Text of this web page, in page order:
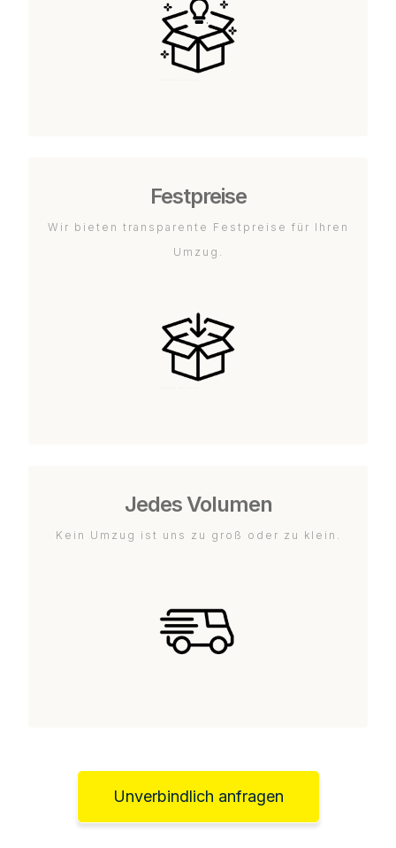
Festpreise
Wir bieten transparente Festpreise für Ihren
Umzug.
Jedes Volumen
Kein Umzug ist uns zu groß oder zu klein.
Unverbindlich anfragen